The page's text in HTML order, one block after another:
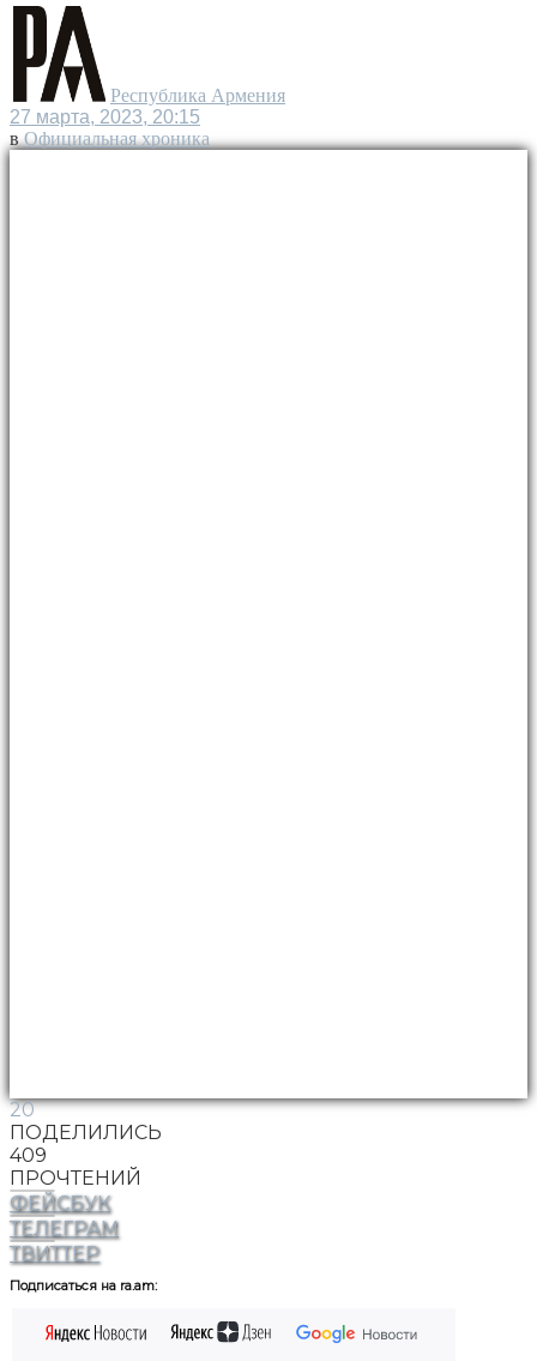
Республика Армения
27 марта, 2023, 20:15
в Официальная хроника
20
ПОДЕЛИЛИСЬ
409
ПРОЧТЕНИЙ
ФЕЙСБУК
ТЕЛЕГРАМ
ТВИТТЕР
Подписаться на ra.am: